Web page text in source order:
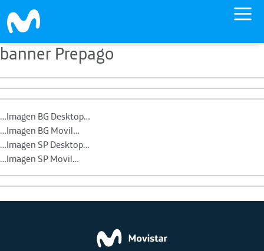
Skip to main content
banner Prepago
…Imagen BG Desktop…
…Imagen BG Movil…
…Imagen SP Desktop…
…Imagen SP Movil…